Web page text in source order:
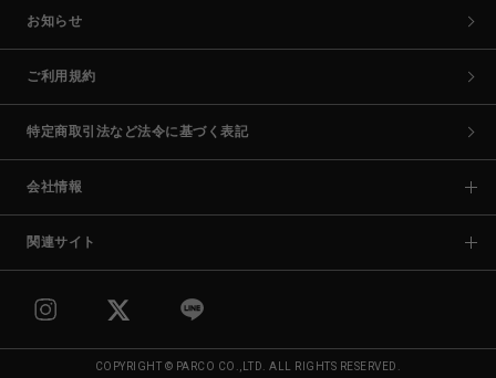
お知らせ
ご利用規約
特定商取引法など法令に基づく表記
会社情報
関連サイト
COPYRIGHT © PARCO CO.,LTD. ALL RIGHTS RESERVED.